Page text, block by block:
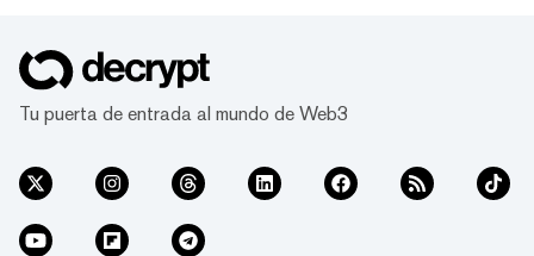
Tu puerta de entrada al mundo de Web3